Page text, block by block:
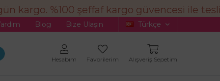
kargo. %100 şeffaf kargo güvencesi ile
Blog Bize Ulaşın Türkçe
Hesabım Favorilerim Alışveriş Sepetim